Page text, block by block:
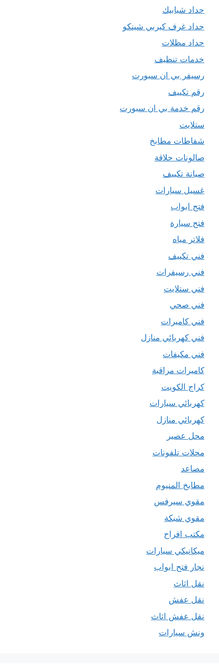
حداد شبابيك
حداد غرف كيربي شينكو
حداد مظلات
خدمات تنظيف
رسيفر بي ان سبورت
رقم تكييف
رقم خدمة بي ان سبورت
ستلايت
شفاطات مطابخ
صالونات حلاقة
صيانة تكييف
غسيل سيارات
فتح ابواب
فتح سيارة
فلاتر مياه
فني تكييف
فني رسيفرات
فني ستلايت
فني صحي
فني كاميرات
فني كهربائي منازل
فني مكيفات
كاميرات مراقبة
كراج الكويت
كهربائي سيارات
كهربائي منازل
محل عصير
محلات تلفونات
مصاعد
مطابخ المنيوم
مقوي سيرفس
مقوي شبكة
مكتب افراح
ميكانيكي سيارات
نجار فتح ابواب
نقل اثاث
نقل عفش
نقل عفش اثاث
ونش سيارات